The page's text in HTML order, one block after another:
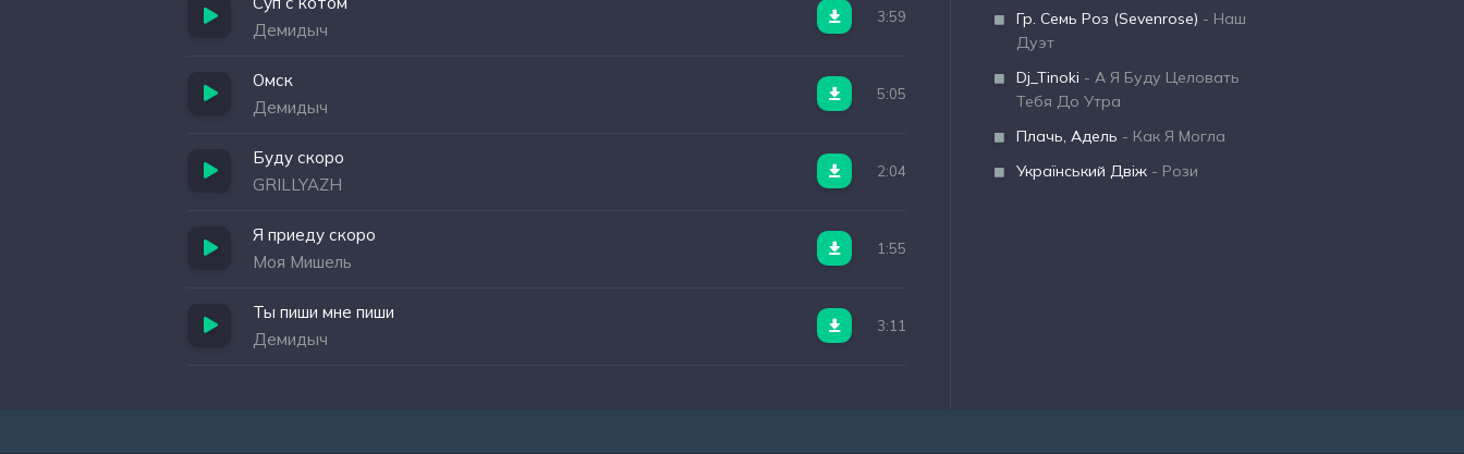
Демидыч
3:59
Омск
Демидыч
5:05
Буду скоро
GRILLYAZH
2:04
Я приеду скоро
Моя Мишель
1:55
Ты пиши мне пиши
Демидыч
3:11
Гр. Семь Роз (Sevenrose) - Наш
Дуэт
Dj_Tinoki - А Я Буду Целовать
Тебя До Утра
Плачь, Адель - Как Я Могла
Український Двіж - Рози